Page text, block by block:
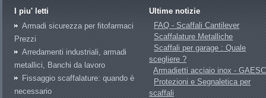
I piu' letti
Armadi sicurezza per fitofarmaci
Prezzi
Arredamenti industriali, armadi
metallici, Banchi da lavoro
Fissaggio scaffalature: quando è
necessario
Ultime notizie
FAQ - Scaffali Cantilever
Scaffalature Metalliche
Scaffali per garage : Quale
scegliere ?
Armadietti acciaio inox -
Protezioni e Segnaletica per
scaffali